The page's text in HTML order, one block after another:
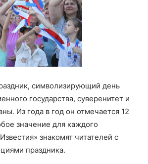
символизирующий день
государства, суверенитет и
Из года в год он отмечается 12
значение для каждого
знакомят читателей с
праздника.